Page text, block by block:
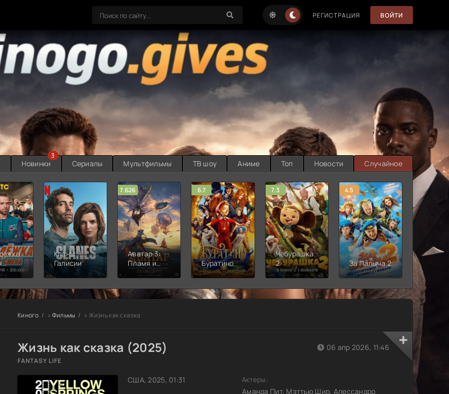
РЕГИСТРАЦИЯ ВОЙТИ
Новинки
3
Сериалы Мультфильмы ТВ шоу Аниме Топ Новости Случайное
Кланы
Галисии
7.626
Аватар 3:
Пламя и
пепел
6.7
Буратино
7.3
Чебурашка
2
4.5
За Палыча 2
Рыцарь
Киного » Фильмы » Жизнь как сказка
Жизнь как сказка (2025)
FANTASY LIFE
США, 2025, 01:31
06 апр 2026, 11:46
Актеры:
Аманда Пит, Мэттью Шир, Алессандро